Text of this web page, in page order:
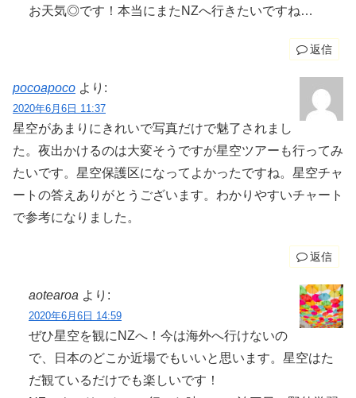
お天気◎です！本当にまたNZへ行きたいですね…
返信
pocoapoco より:
2020年6月6日 11:37
星空があまりにきれいで写真だけで魅了されまし
た。夜出かけるのは大変そうですが星空ツアーも行ってみ
たいです。星空保護区になってよかったですね。星空チャ
ートの答えありがとうございます。わかりやすいチャート
で参考になりました。
返信
aotearoa より:
2020年6月6日 14:59
ぜひ星空を観にNZへ！今は海外へ行けないの
で、日本のどこか近場でもいいと思います。星空はた
だ観ているだけでも楽しいです！